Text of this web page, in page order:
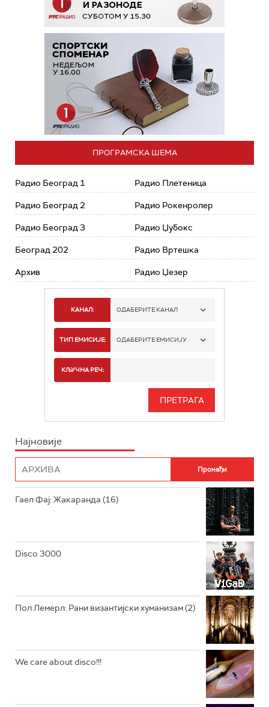
ПРОГРАМСКА ШЕМА
Радио Београд 1
Радио Београд 2
Радио Београд 3
Београд 202
Архив
Радио Плетеница
Радио Рокенролер
Радио Џубокс
Радио Вртешка
Радио Џезер
КАНАЛ: ОДАБЕРИТЕ КАНАЛ
РАДИО БЕОГРАД 1
РАДИО БЕОГРАД 3
РАДИО РОКЕНРОЛЕР
РАДИО ЏЕЗЕР
ТИП ЕМИСИЈЕ: ОДАБЕРИТЕ ЕМИСИЈУ
ИНФО
КЉУЧНА РЕЧ:
Најновије
Гаел Фај: Жакаранда (16)
Disco 3000
Пол Лемерл: Рани византијски хуманизам (2)
We care about disco!!!